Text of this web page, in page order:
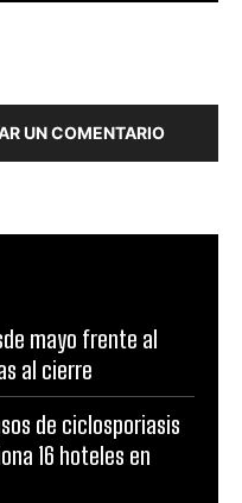
UN COMENTARIO
mayo frente al
al cierre
de ciclosporiasis
16 hoteles en